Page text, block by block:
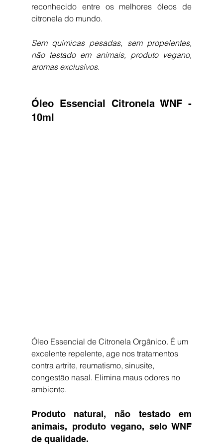
reconhecido entre os melhores óleos de
citronela do mundo.
Sem químicas pesadas, sem propelentes,
não testado em animais, produto vegano,
aromas exclusivos.
Óleo Essencial Citronela WNF -
10ml
Óleo Essencial de Citronela Orgânico. É um
excelente repelente, age nos tratamentos
contra artrite, reumatismo, sinusite,
congestão nasal. Elimina maus odores no
ambiente.
Produto natural, não testado em
animais, produto vegano, selo WNF
de qualidade.